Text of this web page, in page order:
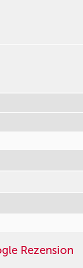
Rezension